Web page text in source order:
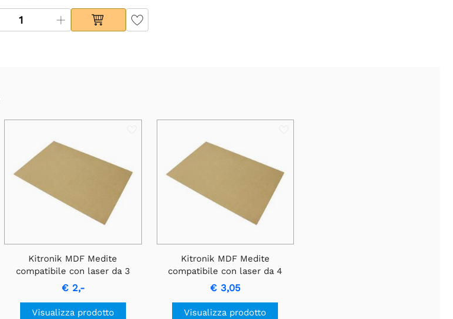
Kitronik MDF Medite
compatibile con laser da 3
mm, foglio da 400 mm x 300
mm
€ 2,-
Visualizza prodotto
Kitronik MDF Medite
compatibile con laser da 4
mm, foglio da 400 mm x 300
mm
€ 3,05
Visualizza prodotto